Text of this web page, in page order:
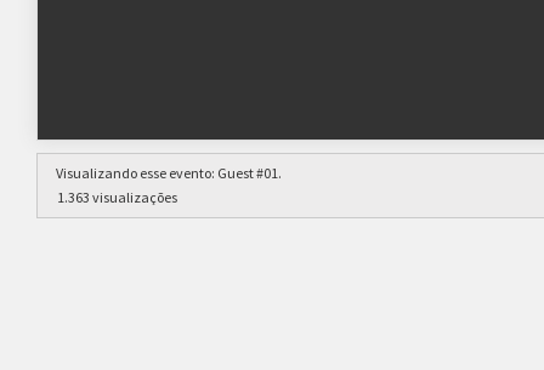
Visualizando esse evento: Guest #01.
1.363 visualizações